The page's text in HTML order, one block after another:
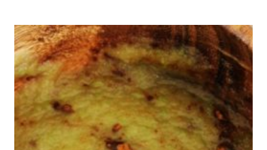
PASADORES
CON
ESTA
MANUALIDAD
FÁCIL